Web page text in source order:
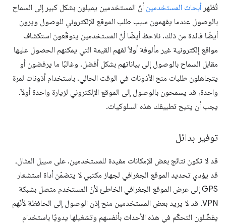
تُظهر أبحاث المستخدمين أنّ المستخدمين يميلون بشكل كبير إلى السماح
بالوصول عندما يفهمون سبب طلب الموقع الإلكتروني للوصول ويرون
أيضًا فائدة من ذلك. نلاحظ أيضًا أنّ المستخدمين يتوقّعون استكشاف
مواقع إلكترونية غير مألوفة أولاً لفهم القيمة التي يمكنهم الحصول عليها
مقابل السماح بالوصول إلى بياناتهم بشكل أفضل. وغالبًا ما يرفضون أو
يتجاهلون طلبات منح الأذونات في الوقت الحالي. باستخدام أذونات لمرة
واحدة، قد يسمحون بالوصول إلى الموقع الإلكتروني لزيارة واحدة أولاً.
يجب أن يتيح تطبيقك هذه السلوكيات.
توفير بدائل
قد لا تكون نتائج بعض الإمكانات مفيدة للمستخدمين. على سبيل المثال،
قد يؤدي تحديد الموقع الجغرافي لجهاز مكتبي لا يتضمّن أداة استشعار
GPS إلى عرض الموقع الجغرافي الخاطئ لأنّ المستخدم متصل بشبكة
VPN. قد لا يريد بعض المستخدمين منح إذن الوصول إلى الحافظة لأنّهم
يفضّلون التحكّم في هذه الأحداث بأنفسهم وتشغيلها يدويًا باستخدام